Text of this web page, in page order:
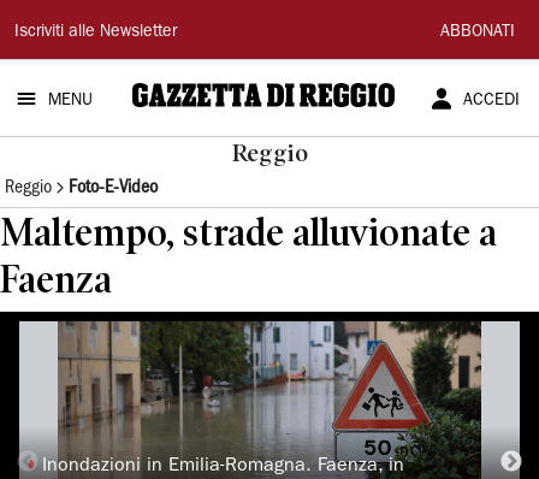
Gazzetta
di
Reggio
Iscriviti alle Newsletter ABBONATI
MENU ACCEDI
Reggio
Reggio Foto-E-Video
Maltempo, strade alluvionate a
Faenza
◗ Inondazioni in Emilia-Romagna. Faenza, in